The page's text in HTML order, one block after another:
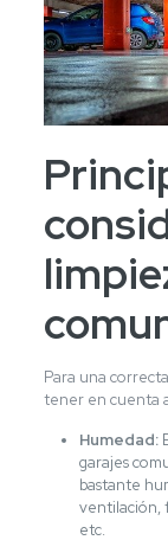
Para una
tener en cuenta
Humedad:
garajes
bastante
ventilación,
etc.